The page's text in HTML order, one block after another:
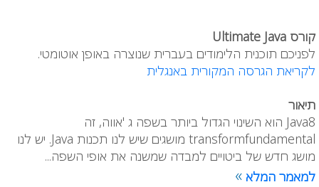
קורס Ultimate Java
לפניכם תוכנית הלימודים בעברית שנוצרה באופן אוטומטי.
לקריאת הגרסה המקורית באנגלית
תיאור
Java8 הוא השינוי הגדול ביותר בשפה ג 'אווה, זה
transformfundamental מושגים שיש לנו תכנות Java. יש לנו
מושג חדש של ביטויים למבדה שמשנה את אופי השפה...
למאמר המלא »